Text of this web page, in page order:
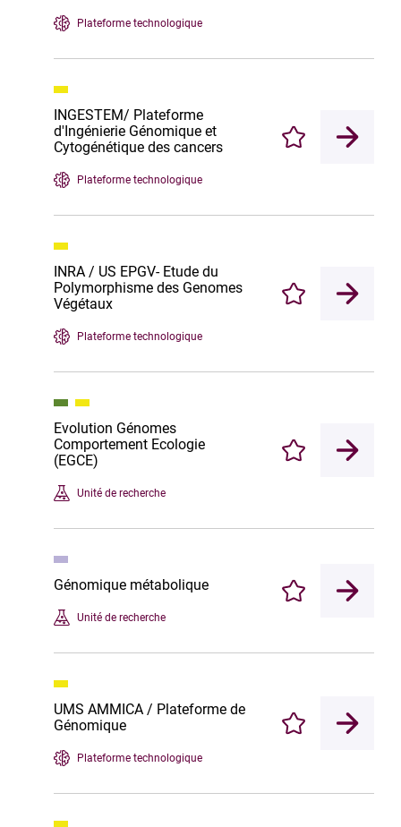
Plateforme technologique
INGESTEM/ Plateforme
d'Ingénierie Génomique et
Cytogénétique des cancers
Plateforme technologique
Enregistrer
INRA / US EPGV- Etude du
Polymorphisme des Genomes
Végétaux
Plateforme technologique
Enregistrer
Evolution Génomes
Comportement Ecologie
(EGCE)
Unité de recherche
Enregistrer
Génomique métabolique
Unité de recherche
Enregistrer
UMS AMMICA / Plateforme de
Génomique
Plateforme technologique
Enregistrer